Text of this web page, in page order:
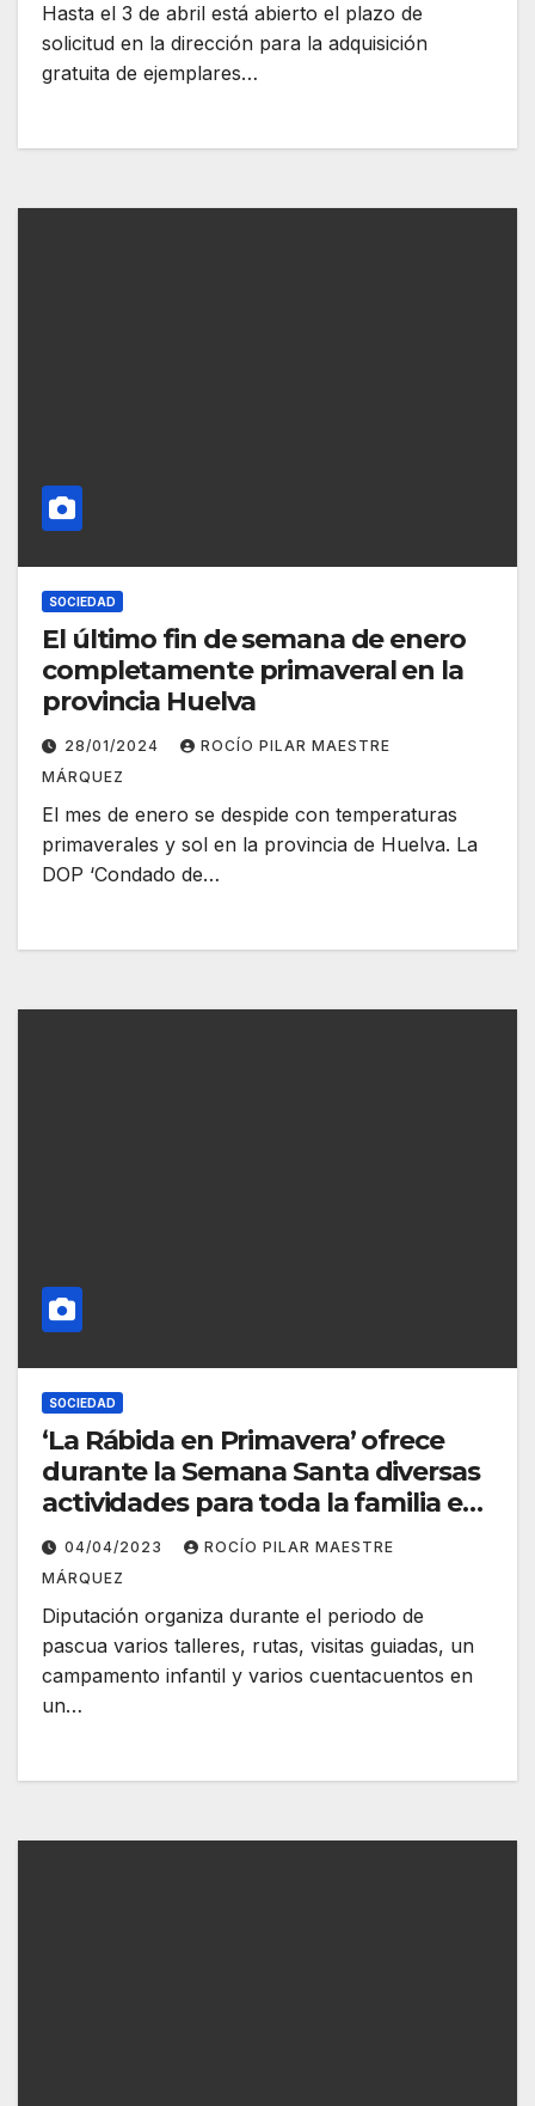
Hasta el 3 de abril está abierto el plazo de
solicitud en la dirección para la adquisición
gratuita de ejemplares…
SOCIEDAD
El último fin de semana de enero
completamente primaveral en la
provincia Huelva
28/01/2024
ROCÍO PILAR MAESTRE
MÁRQUEZ
El mes de enero se despide con temperaturas
primaverales y sol en la provincia de Huelva. La
DOP ‘Condado de…
SOCIEDAD
‘La Rábida en Primavera’ ofrece
durante la Semana Santa diversas
actividades para toda la familia en
el Celestino Mutis
04/04/2023
ROCÍO PILAR MAESTRE
MÁRQUEZ
Diputación organiza durante el periodo de
pascua varios talleres, rutas, visitas guiadas, un
campamento infantil y varios cuentacuentos en
un…